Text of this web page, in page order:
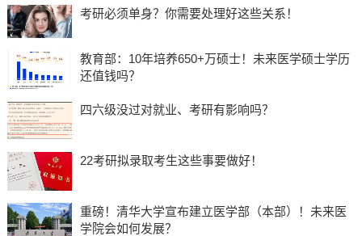
考研必须单身？你需要处理好这些关系！
教育部：10年培养650+万硕士！未来医学硕士学历
还值钱吗？
四六级没过对就业、考研有影响吗？
22考研拟录取考生这些事要做好！
重磅！清华大学宣布建立医学部（本部）！未来医
学院会如何发展？